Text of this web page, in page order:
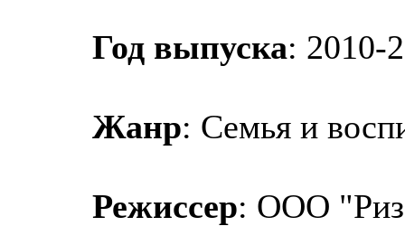
Год выпуска: 2010-
Жанр: Семья и
Режиссер: ООО